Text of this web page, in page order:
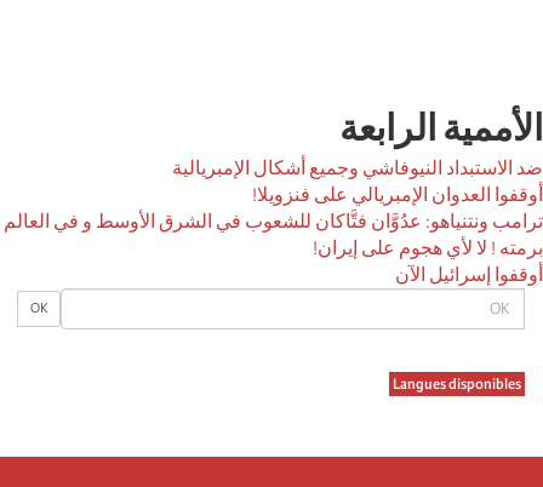
OK
OK
Langues disponibles
الأممية الرابعة
ضد الاستبداد النيوفاشي وجميع أشكال الإمبريالية
أوقفوا العدوان الإمبريالي على فنزويلا!
ترامب ونتنياهو: عدُوَّان فتَّاكان للشعوب في الشرق الأوسط و في العالم
برمته ! لا لأي هجوم على إيران!
أوقفوا إسرائيل الآن